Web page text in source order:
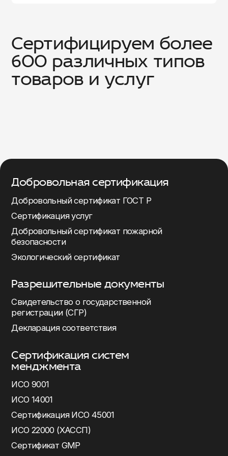
Сертифицируем более
600 различных типов
товаров и услуг
Одежда для детей
Добровольная сертификация
Добровольный сертификат ГОСТ Р
Сертификация услуг
Добровольный сертификат пожарной
безопасности
Экологический сертификат
Разрешительные документы
Свидетельство о государственной
регистрации (СГР)
Декларация соответствия
Сертификация систем
менджмента
ИСО 9001
ИСО 14001
Сертификация ИСО 45001
ИСО 22000 (ХАССП)
Сертификат GMP